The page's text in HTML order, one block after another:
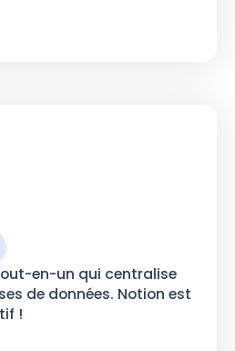
en-un qui centralise
de données. Notion est
!